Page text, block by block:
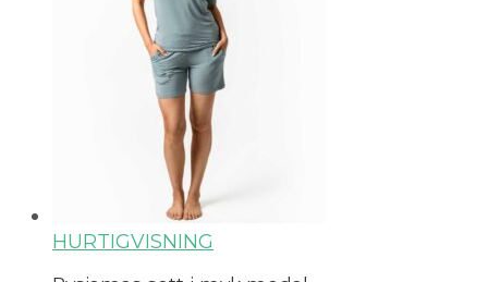
HURTIGVISNING